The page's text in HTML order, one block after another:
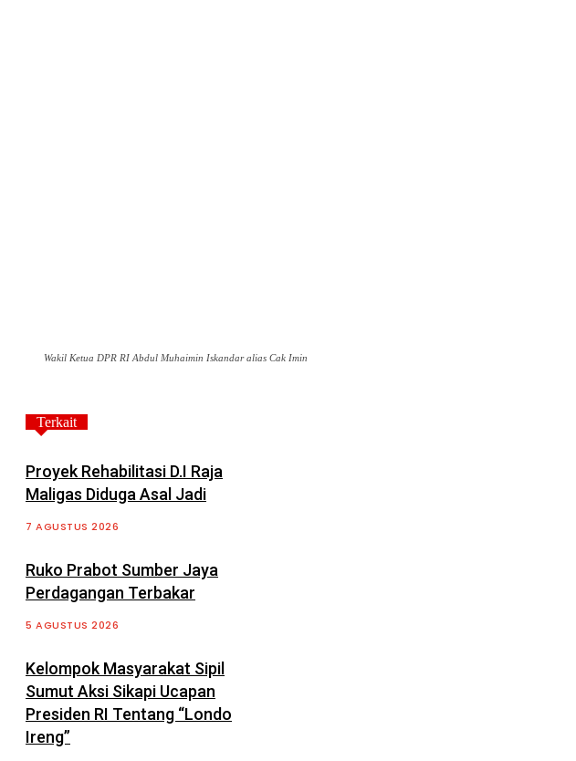
Wakil Ketua DPR RI Abdul Muhaimin Iskandar alias Cak Imin
Terkait
Proyek Rehabilitasi D.I Raja
Maligas Diduga Asal Jadi
7 AGUSTUS 2026
Ruko Prabot Sumber Jaya
Perdagangan Terbakar
5 AGUSTUS 2026
Kelompok Masyarakat Sipil
Sumut Aksi Sikapi Ucapan
Presiden RI Tentang “Londo
Ireng”